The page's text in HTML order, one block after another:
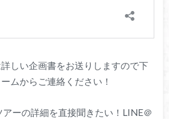
しい企画書をお送りしますので下
ムからご連絡ください！
ーの詳細を直接聞きたい！LINE＠